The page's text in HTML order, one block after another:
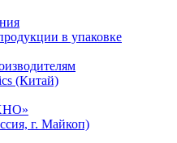
в упаковке
(Китай)
г. Майкоп)